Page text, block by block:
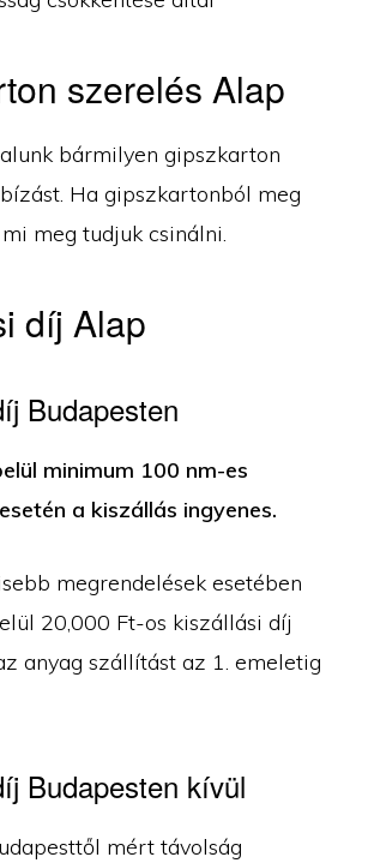
szerelés Alap
bármilyen gipszkarton
Ha gipszkartonból meg
meg tudjuk csinálni.
díj Alap
Budapesten
minimum 100 nm-es
a kiszállás ingyenes.
megrendelések esetében
20,000 Ft-os kiszállási díj
anyag szállítást az 1. emeletig
Budapesten kívül
mért távolság